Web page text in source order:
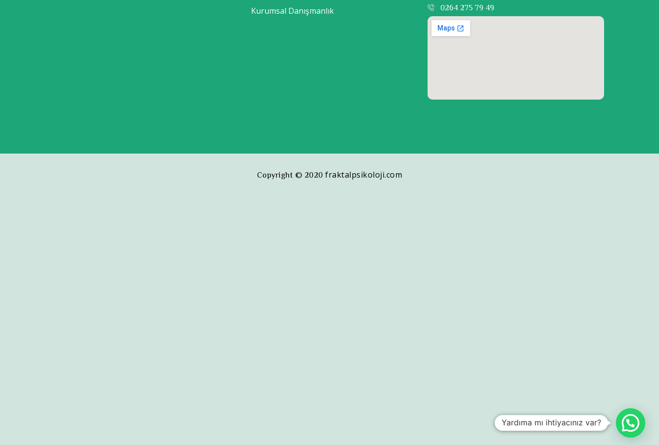
Kurumsal Danışmanlık
0264 275 79 49
Copyright © 2020 fraktalpsikoloji.com
Yardıma mı ihtiyacınız var?